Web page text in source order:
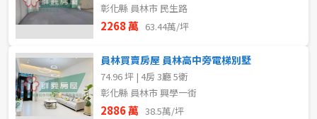
彰化縣 員林市 民生路
2268 萬 63.44萬/坪
員林買賣房屋 員林高中旁電梯別墅
74.96 坪 | 4房 3廳 5衛
彰化縣 員林市 興學一街
2886 萬 38.5萬/坪